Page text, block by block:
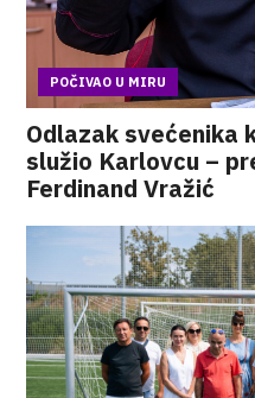
POČIVAO U MIRU
Odlazak svećenika
služio Karlovcu –
Ferdinand Vražić